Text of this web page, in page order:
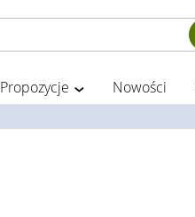
Propozycje Nowości